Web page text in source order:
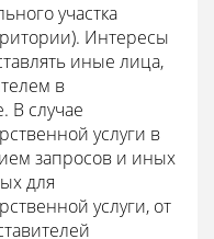
участка
Интересы
иные лица,
в
В случае
услуги в
запросов и иных
для
услуги, от